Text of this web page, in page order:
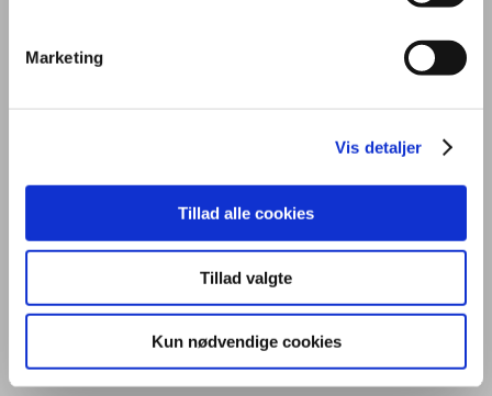
Marketing
Vis detaljer
Tillad alle cookies
Tillad valgte
Kun nødvendige cookies
Mødetid
Transport